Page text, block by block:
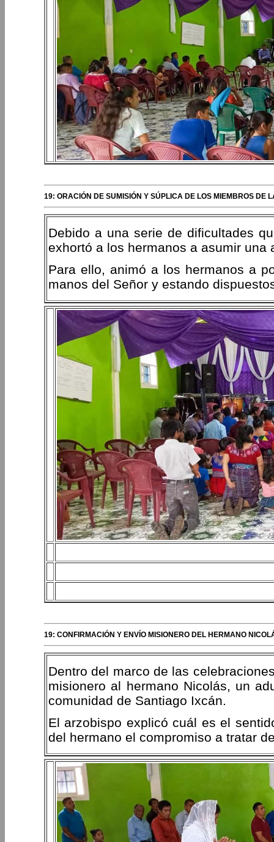
19: ORACIÓN DE SUMISIÓN Y SÚPLICA DE LOS MIEMBROS DE
Debido a una serie de dificultades
exhortó a los hermanos a asumir una
Para ello, animó a los hermanos a
manos del Señor y estando
19: CONFIRMACIÓN Y ENVÍO MISIONERO DEL HERMANO
Dentro del marco de las
misionero al hermano Nicolás, un
comunidad de Santiago Ixcán.
El arzobispo explicó cuál es el
del hermano el compromiso a tratar